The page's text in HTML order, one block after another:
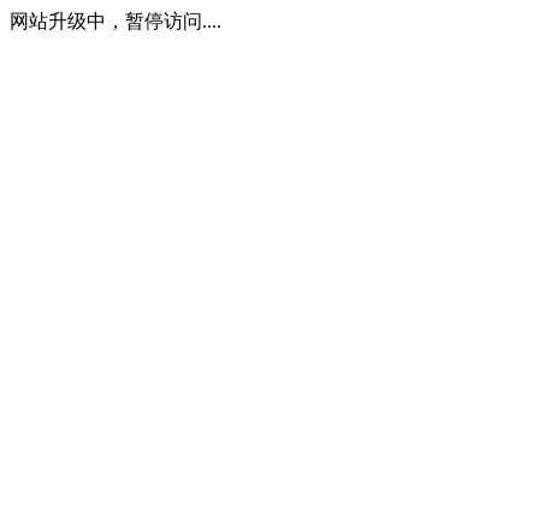
网站升级中，暂停访问....